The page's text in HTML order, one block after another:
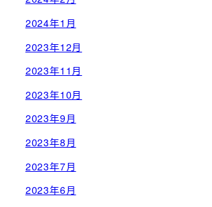
2024年1月
2023年12月
2023年11月
2023年10月
2023年9月
2023年8月
2023年7月
2023年6月